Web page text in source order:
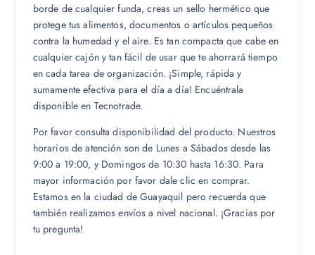
borde de cualquier funda, creas un sello hermético que
protege tus alimentos, documentos o artículos pequeños
contra la humedad y el aire. Es tan compacta que cabe en
cualquier cajón y tan fácil de usar que te ahorrará tiempo
en cada tarea de organización. ¡Simple, rápida y
sumamente efectiva para el día a día! Encuéntrala
disponible en Tecnotrade.
Por favor consulta disponibilidad del producto. Nuestros
horarios de atención son de Lunes a Sábados desde las
9:00 a 19:00, y Domingos de 10:30 hasta 16:30. Para
mayor información por favor dale clic en comprar.
Estamos en la ciudad de Guayaquil pero recuerda que
también realizamos envíos a nivel nacional. ¡Gracias por
tu pregunta!